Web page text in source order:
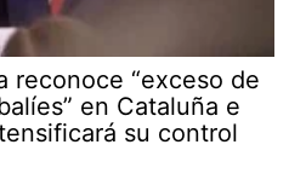
reconoce “exceso de
en Cataluña e
su control